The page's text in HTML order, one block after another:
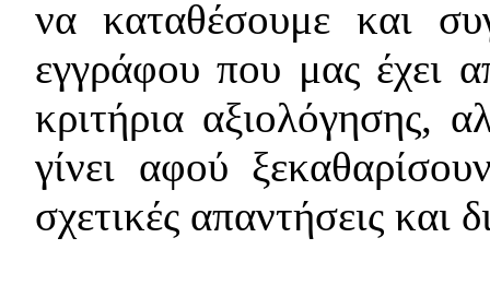
να καταθέσουμε και
εγγράφου που μας έχει
κριτήρια αξιολόγησης,
γίνει αφού
σχετικές απαντήσεις και